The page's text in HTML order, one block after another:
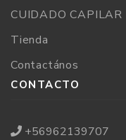
CUIDADO CAPILAR
Tienda
Contactános
CONTACTO
+56962139707